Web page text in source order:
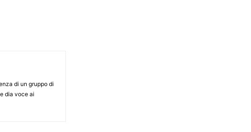
di un gruppo di
dia voce ai